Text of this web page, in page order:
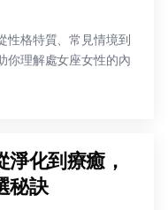
性格特質、常見情境到
你理解處女座女性的內
化到療癒，
秘訣